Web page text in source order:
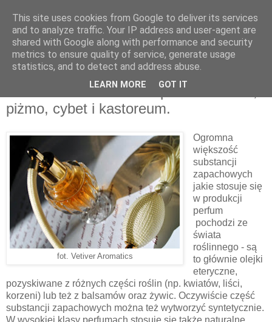
Naturalne utrwalacze zapachu - ambra,
piżmo, cybet i kastoreum.
fot. Vetiver Aromatics
Ogromna
większość
substancji
zapachowych
jakie stosuje się
w produkcji
perfum
pochodzi ze
świata
roślinnego - są
to głównie olejki
eteryczne,
pozyskiwane z różnych części roślin (np. kwiatów, liści,
korzeni) lub też z balsamów oraz żywic. Oczywiście część
substancji zapachowych można też wytworzyć syntetycznie.
This site uses cookies from Google to deliver its services
and to analyze traffic. Your IP address and user-agent are
shared with Google along with performance and security
metrics to ensure quality of service, generate usage
statistics, and to detect and address abuse.
LEARN MORE GOT IT